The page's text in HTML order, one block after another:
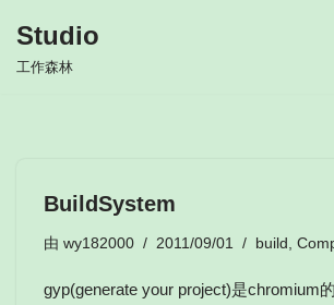
跳
Studio
工作森林
BuildSystem
由 wy182000 2011/09/01 build ,
gyp(generate your project)是chromium